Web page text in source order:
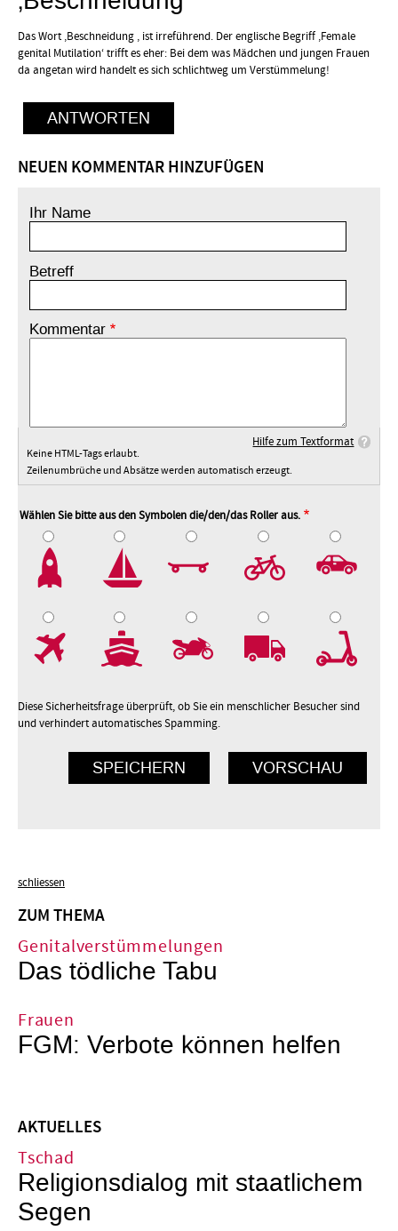
Das Wort ‚Beschneidung ‚ ist irreführend. Der englische Begriff ‚Female
genital Mutilation‘ trifft es eher: Bei dem was Mädchen und jungen Frauen
da angetan wird handelt es sich schlichtweg um Verstümmelung!
ANTWORTEN
NEUEN KOMMENTAR HINZUFÜGEN
Ihr Name
Betreff
Kommentar
Hilfe zum Textformat
Keine HTML-Tags erlaubt.
Zeilenumbrüche und Absätze werden automatisch erzeugt.
Wählen Sie bitte aus den Symbolen die/den/das Roller aus.
Diese Sicherheitsfrage überprüft, ob Sie ein menschlicher Besucher sind
und verhindert automatisches Spamming.
schliessen
ZUM THEMA
Genitalverstümmelungen
Das tödliche Tabu
Frauen
FGM: Verbote können helfen
AKTUELLES
Tschad
Religionsdialog mit staatlichem
Segen